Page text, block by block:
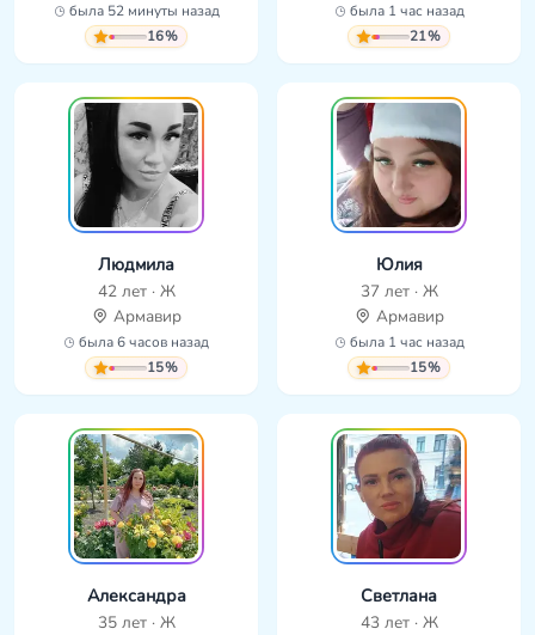
была 52 минуты назад
16%
была 1 час назад
21%
Людмила
42 лет · Ж
Армавир
была 6 часов назад
15%
Юлия
37 лет · Ж
Армавир
была 1 час назад
15%
Александра
35 лет · Ж
Светлана
43 лет · Ж